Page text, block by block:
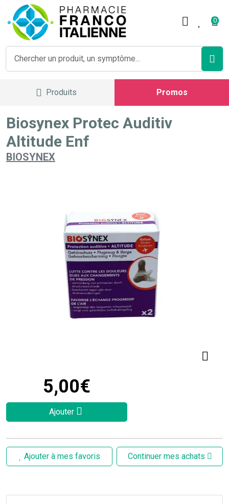
0
Produits Promos
Biosynex Protec Auditiv
Altitude Enf
BIOSYNEX
5,00€
Ajouter
Ajouter à mes favoris Continuer mes achats